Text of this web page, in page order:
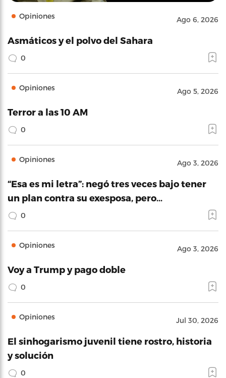
Opiniones Ago 6, 2026
Asmáticos y el polvo del Sahara
0
Opiniones Ago 5, 2026
Terror a las 10 AM
0
Opiniones Ago 3, 2026
“Esa es mi letra”: negó tres veces bajo tener
un plan contra su exesposa, pero…
0
Opiniones Ago 3, 2026
Voy a Trump y pago doble
0
Opiniones Jul 30, 2026
El sinhogarismo juvenil tiene rostro, historia
y solución
0